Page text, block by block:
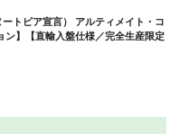
トピア宣言） アルティメイト・コ
ン】【直輸入盤仕様／完全生産限定